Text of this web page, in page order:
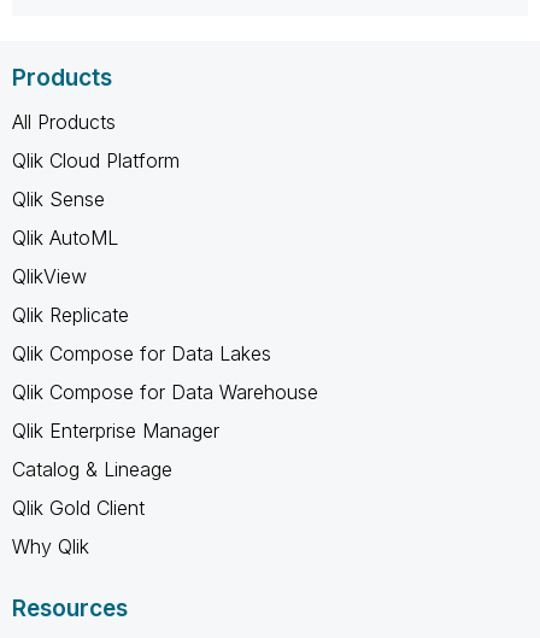
Products
All Products
Qlik Cloud Platform
Qlik Sense
Qlik AutoML
QlikView
Qlik Replicate
Qlik Compose for Data Lakes
Qlik Compose for Data Warehouse
Qlik Enterprise Manager
Catalog & Lineage
Qlik Gold Client
Why Qlik
Resources